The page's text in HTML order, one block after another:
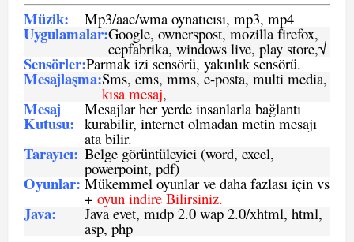
Müzik: Mp3/aac/wma oynatıcısı, mp3, mp4
Uygulamalar:Google, ownerspost, mozilla firefox,
cepfabrika, windows live, play store,√
Sensörler:Parmak izi sensörü, yakınlık sensörü.
Mesajlaşma:Sms, ems, mms, e-posta, multi media,
kısa mesaj,
Mesaj
Kutusu:
Mesajlar her yerde insanlarla bağlantı
kurabilir, internet olmadan metin mesajı
ata bilir.
Tarayıcı: Belge görüntüleyici (word, excel,
powerpoint, pdf)
Oyunlar: Mükemmel oyunlar ve daha fazlası için vs
+ oyun indire Bilirsiniz.
Java: Java evet, mıdp 2.0 wap 2.0/xhtml, html,
asp, php